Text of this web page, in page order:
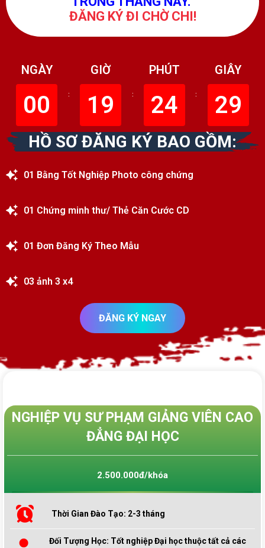
ĐĂNG KÝ ĐI CHỜ CHI!
NGÀY
00 :
GIỜ
19 :
PHÚT
24 :
GIÂY
27
HỒ SƠ ĐĂNG KÝ BAO GỒM:
01 Bằng Tốt Nghiệp Photo công chứng
01 Chứng minh thư/ Thẻ Căn Cước CD
01 Đơn Đăng Ký Theo Mẫu
03 ảnh 3 x4
ĐĂNG KÝ NGAY
NGHIỆP VỤ SƯ PHẠM GIẢNG VIÊN CAO
ĐẲNG ĐẠI HỌC
2.500.000đ/khóa
Thời Gian Đào Tạo: 2-3 tháng
Đối Tượng Học: Tốt nghiệp Đại học thuộc tất cả các